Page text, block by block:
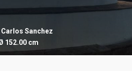
Sanchez
152.00 cm